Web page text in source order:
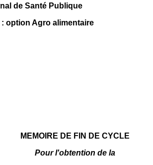
de Santé Publique
option Agro alimentaire
MEMOIRE DE FIN DE CYCLE
Pour l'obtention de la